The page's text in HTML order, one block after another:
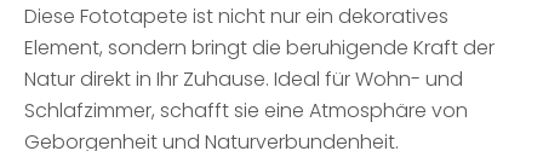
Diese Fototapete ist nicht nur ein dekoratives
Element, sondern bringt die beruhigende Kraft der
Natur direkt in Ihr Zuhause. Ideal für Wohn- und
Schlafzimmer, schafft sie eine Atmosphäre von
Geborgenheit und Naturverbundenheit.